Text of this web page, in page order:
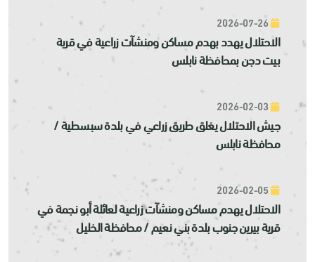
الاحتلال يهدد بهدم مساكن ومنشآت زراعية في قرية
بيت دجن بمحافظة نابلس
جيش الاحتلال يغلق طريق زراعي في بلدة سبسطية /
محافظة نابلس
الاحتلال يهدم مساكن ومنشآت زراعية لعائلة أبو نجمة في
قرية بيرين جنوب بلدة بني نعيم / محافظة الخليل